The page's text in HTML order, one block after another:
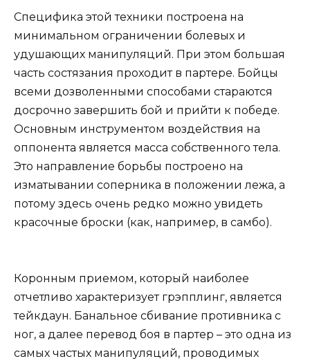
Специфика этой техники построена на
минимальном ограничении болевых и
удушающих манипуляций. При этом большая
часть состязания проходит в партере. Бойцы
всеми дозволенными способами стараются
досрочно завершить бой и прийти к победе.
Основным инструментом воздействия на
оппонента является масса собственного тела.
Это направление борьбы построено на
изматывании соперника в положении лежа, а
потому здесь очень редко можно увидеть
красочные броски (как, например, в самбо).
Коронным приемом, который наиболее
отчетливо характеризует грэпплинг, является
тейкдаун. Банальное сбивание противника с
ног, а далее перевод боя в партер – это одна из
самых частых манипуляций, проводимых